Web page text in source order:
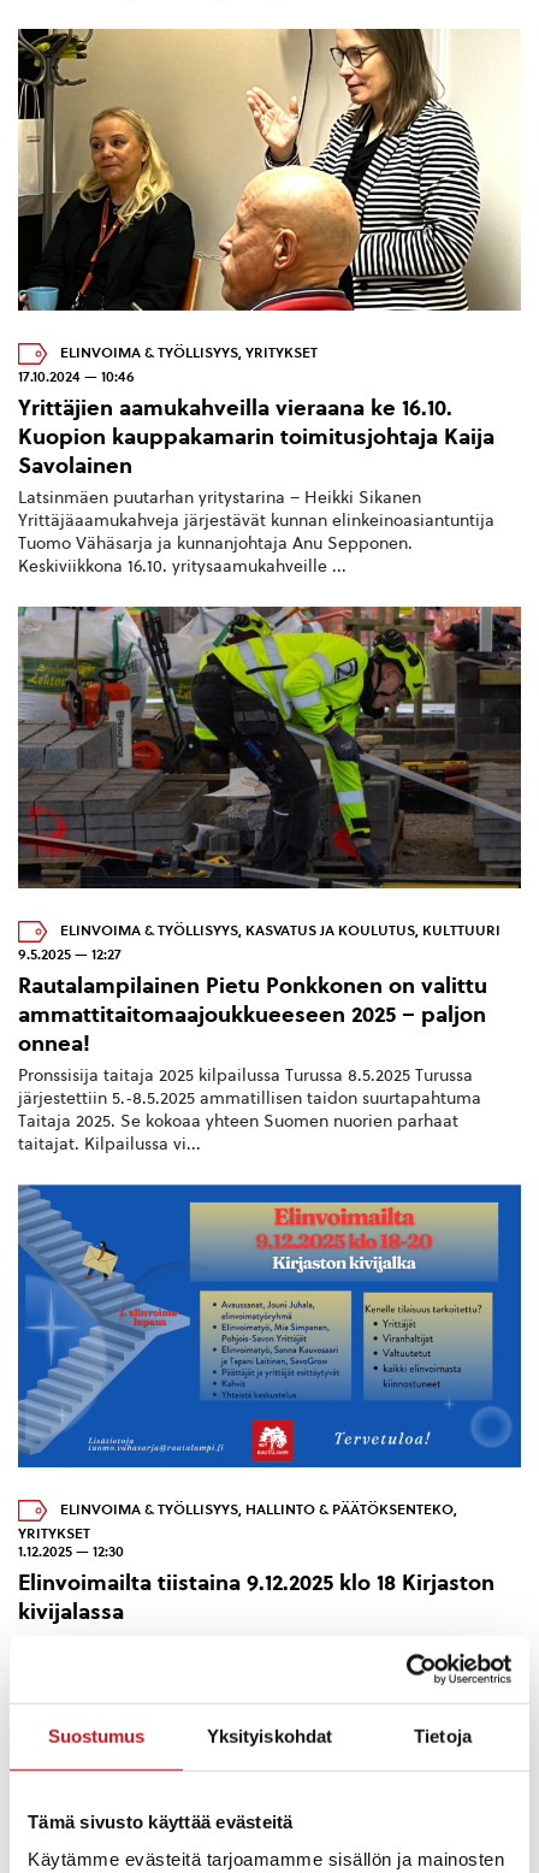
Suostumus Yksityiskohdat Tietoja
Tämä sivusto käyttää evästeitä
Käytämme evästeitä tarjoamamme sisällön ja mainosten
ELINVOIMA & TYÖLLISYYS YRITYKSET
17.10.2024 — 10:46
Yrittäjien aamukahveilla vieraana ke 16.10.
Kuopion kauppakamarin toimitusjohtaja Kaija
Savolainen
Latsinmäen puutarhan yritystarina – Heikki Sikanen
Yrittäjäaamukahveja järjestävät kunnan elinkeinoasiantuntija
Tuomo Vähäsarja ja kunnanjohtaja Anu Sepponen.
Keskiviikkona 16.10. yritysaamukahveille ...
ELINVOIMA & TYÖLLISYYS, KASVATUS JA KOULUTUS, KULTTUURI
9.5.2025 — 12:27
Rautalampilainen Pietu Ponkkonen on valittu
ammattitaitomaajoukkueeseen 2025 – paljon
onnea!
Pronssisija taitaja 2025 kilpailussa Turussa 8.5.2025 Turussa
järjestettiin 5.-8.5.2025 ammatillisen taidon suurtapahtuma
Taitaja 2025. Se kokoaa yhteen Suomen nuorien parhaat
taitajat. Kilpailussa vi...
ELINVOIMA & TYÖLLISYYS HALLINTO & PÄÄTÖKSENTEKO
YRITYKSET
1.12.2025 — 12:30
Elinvoimailta tiistaina 9.12.2025 klo 18 Kirjaston
kivijalassa
tiistaina 9.12. klo 18 Kirjaston kivijalassa. Illan tarjoituksena on
löytää väylät kohti elinvoimaisempaa Rautalampia, tarjota